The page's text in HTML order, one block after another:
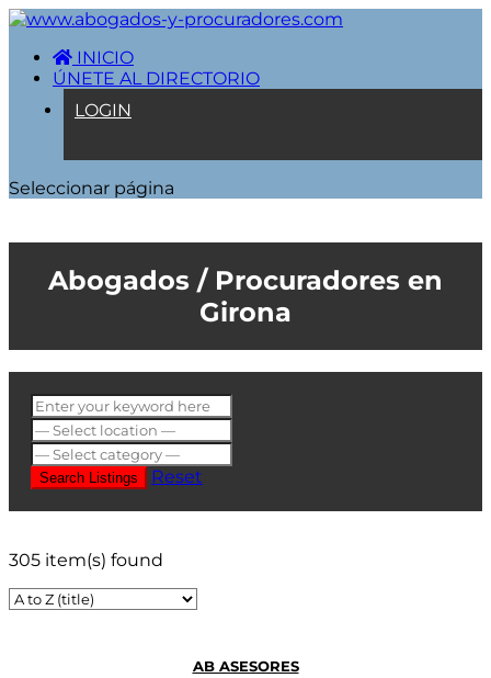
INICIO
ÚNETE AL DIRECTORIO
LOGIN
Seleccionar página
Girona
Search Listings Reset
305 item(s) found
AB Asesores